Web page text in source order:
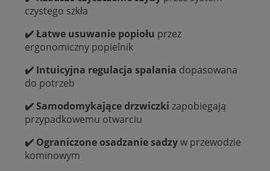
czystego szkła
✔️ Łatwe usuwanie popiołu przez
ergonomiczny popielnik
✔️ Intuicyjna regulacja spalania dopasowana
do potrzeb
✔️ Samodomykające drzwiczki zapobiegają
przypadkowemu otwarciu
✔️ Ograniczone osadzanie sadzyw przewodzie
kominowym